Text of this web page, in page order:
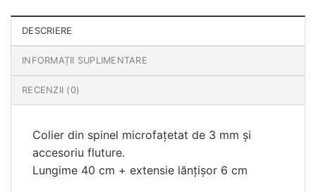
DESCRIERE
INFORMAȚII SUPLIMENTARE
RECENZII (0)
Colier din spinel microfațetat de 3 mm și
accesoriu fluture.
Lungime 40 cm + extensie lănțișor 6 cm